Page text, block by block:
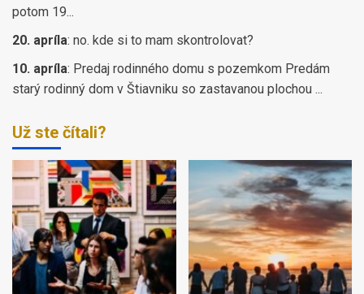
potom 19...
20. apríla: no. kde si to mam skontrolovat?
10. apríla: Predaj rodinného domu s pozemkom Predám
starý rodinný dom v Štiavniku so zastavanou plochou ...
Už ste čítali?